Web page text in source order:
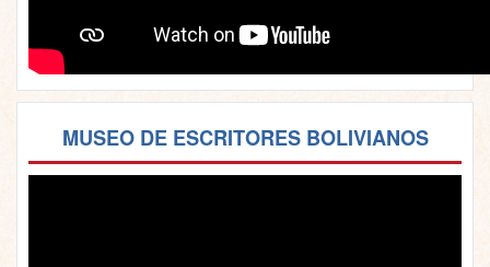
MUSEO DE ESCRITORES BOLIVIANOS